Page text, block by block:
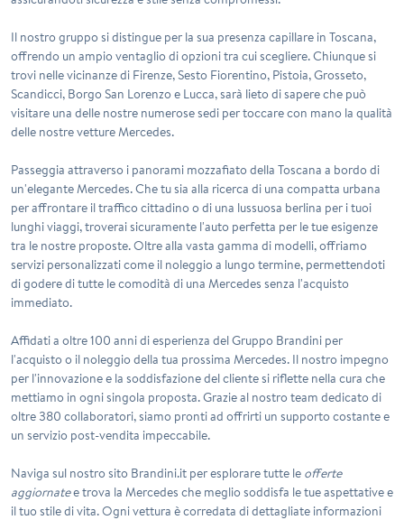
Il nostro gruppo si distingue per la sua presenza capillare in Toscana,
offrendo un ampio ventaglio di opzioni tra cui scegliere. Chiunque si
trovi nelle vicinanze di Firenze,Sesto Fiorentino, Pistoia,Grosseto,
Scandicci, Borgo San Lorenzoe Lucca, sarà lieto di sapere che può
visitare una delle nostre numerose sedi per toccare con mano la qualità
delle nostre vetture Mercedes.
Passeggia attraverso i panorami mozzafiato della Toscana a bordo di
un'elegante Mercedes. Che tu sia alla ricerca di una compatta urbana
per affrontare il traffico cittadino o di una lussuosa berlina per i tuoi
lunghi viaggi, troverai sicuramente l'auto perfetta per le tue esigenze
tra le nostre proposte. Oltre alla vasta gamma di modelli, offriamo
servizi personalizzati come il noleggio a lungo termine, permettendoti
di godere di tutte le comodità di una Mercedes senza l'acquisto
immediato.
Affidati a oltre 100 anni di esperienza del Gruppo Brandini per
l'acquisto o il noleggio della tua prossima Mercedes. Il nostro impegno
per l'innovazione e la soddisfazione del cliente si riflette nella cura che
mettiamo in ogni singola proposta. Grazie al nostro team dedicato di
oltre 380 collaboratori, siamo pronti ad offrirti un supporto costante e
un servizio post-vendita impeccabile.
Naviga sul nostro sito Brandini.it per esplorare tutte le offerte
aggiornatee trova la Mercedes che meglio soddisfa le tue aspettative e
il tuo stile di vita. Ogni vettura è corredata di dettagliate informazioni